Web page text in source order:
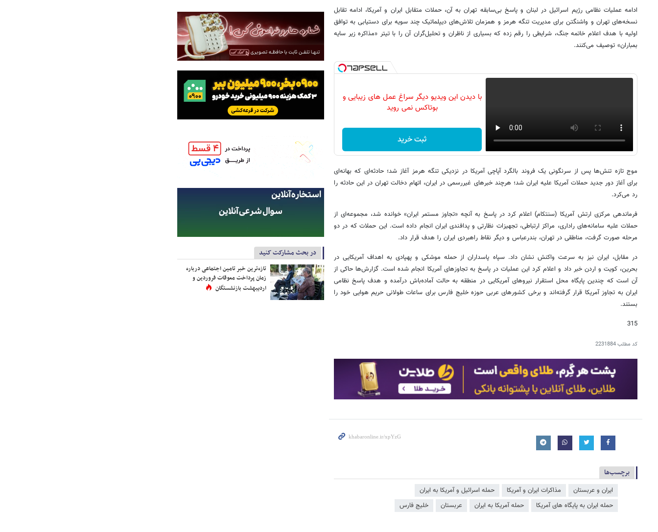
ادامه عملیات نظامی رژیم اسرائیل در لبنان و پاسخ بی‌سابقه تهران به آن، حملات متقابل ایران و آمریکا، ادامه تقابل
نسخه‌های تهران و واشنگتن برای مدیریت تنگه هرمز و همزمان تلاش‌های دیپلماتیک چند سویه برای دستیابی به توافق
اولیه با هدف اعلام خاتمه جنگ، شرایطی را رقم زده که بسیاری از ناظران و تحلیل‌گران آن را با تیتر «مذاکره زیر سایه
بمباران» توصیف می‌کنند.
با دیدن این ویدیو دیگر سراغ عمل های زیبایی و
بوتاکس نمی روید
ثبت خرید
موج تازه تنش‌ها پس از سرنگونی یک فروند بالگرد آپاچی آمریکا در نزدیکی تنگه هرمز آغاز شد؛ حادثه‌ای که بهانه‌ای
برای آغاز دور جدید حملات آمریکا علیه ایران شد؛ هرچند خبرهای غیررسمی در ایران، اتهام دخالت تهران در این حادثه را
رد می‌کرد.
فرماندهی مرکزی ارتش آمریکا (سنتکام) اعلام کرد در پاسخ به آنچه «تجاوز مستمر ایران» خوانده شد، مجموعه‌ای از
حملات علیه سامانه‌های راداری، مراکز ارتباطی، تجهیزات نظارتی و پدافندی ایران انجام داده است. این حملات که در دو
مرحله صورت گرفت، مناطقی در تهران، بندرعباس و دیگر نقاط راهبردی ایران را هدف قرار داد.
در مقابل، ایران نیز به سرعت واکنش نشان داد. سپاه پاسداران از حمله موشکی و پهپادی به اهداف آمریکایی در
بحرین، کویت و اردن خبر داد و اعلام کرد این عملیات در پاسخ به تجاوزهای آمریکا انجام شده است. گزارش‌ها حاکی از
آن است که چندین پایگاه محل استقرار نیروهای آمریکایی در منطقه به حالت آماده‌باش درآمده و هدف پاسخ نظامی
ایران به تجاوز آمریکا قرار گرفته‌اند و برخی کشورهای عربی حوزه خلیج فارس برای ساعات طولانی حریم هوایی خود را
بستند.
315
کد مطلب2231884
برچسب‌ها
ایران و عربستان مذاکرات ایران و آمریکا
حمله اسرائیل و آمریکا به ایران
حمله ایران به پایگاه های آمریکا
حمله آمریکا به ایران عربستان خلیج فارس
در بحث مشارکت کنید
تازه‌ترین خبر تامین اجتماعی درباره
زمان پرداخت معوقات فروردین و
اردیبهشت بازنشستگان